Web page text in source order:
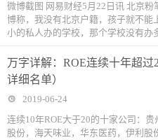
微博截图 网易财经5月22日讯 北京
博称，我没有北京户籍，孩子就不
小的私人办的学校，那个学校没有办
万字详解：ROE连续十年超过
详细名单）
2019-06-24
连续10年ROE大于20的十家公司：
股份，海天味业，华东医药，伊利